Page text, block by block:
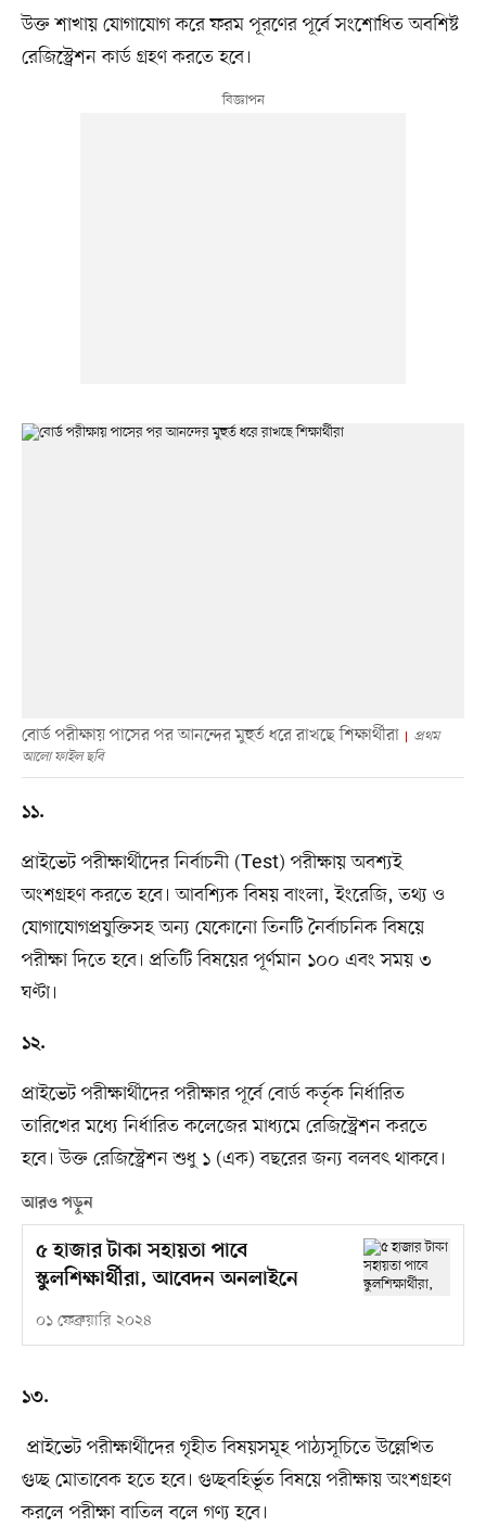
উক্ত শাখায় যোগাযোগ করে ফরম পূরণের পূর্বে সংশোধিত অবশিষ্ট
রেজিস্ট্রেশন কার্ড গ্রহণ করতে হবে।
বোর্ড পরীক্ষায় পাসের পর আনন্দের মুহুর্ত ধরে রাখছে শিক্ষার্থীরা
প্রথম
আলো ফাইল ছবি
১১.
প্রাইভেট পরীক্ষার্থীদের নির্বাচনী (Test) পরীক্ষায় অবশ্যই
অংশগ্রহণ করতে হবে। আবশ্যিক বিষয় বাংলা, ইংরেজি, তথ্য ও
যোগাযোগপ্রযুক্তিসহ অন্য যেকোনো তিনটি নৈর্বাচনিক বিষয়ে
পরীক্ষা দিতে হবে। প্রতিটি বিষয়ের পূর্ণমান ১০০ এবং সময় ৩
ঘণ্টা।
১২.
প্রাইভেট পরীক্ষার্থীদের পরীক্ষার পূর্বে বোর্ড কর্তৃক নির্ধারিত
তারিখের মধ্যে নির্ধারিত কলেজের মাধ্যমে রেজিস্ট্রেশন করতে
হবে। উক্ত রেজিস্ট্রেশন শুধু ১ (এক) বছরের জন্য বলবৎ থাকবে।
আরও পড়ুন
৫ হাজার টাকা সহায়তা পাবে
স্কুলশিক্ষার্থীরা, আবেদন অনলাইনে
০১ ফেব্রুয়ারি ২০২৪
১৩.
প্রাইভেট পরীক্ষার্থীদের গৃহীত বিষয়সমূহ পাঠ্যসূচিতে উল্লেখিত
গুচ্ছ মোতাবেক হতে হবে। গুচ্ছবহির্ভূত বিষয়ে পরীক্ষায় অংশগ্রহণ
করলে পরীক্ষা বাতিল বলে গণ্য হবে।